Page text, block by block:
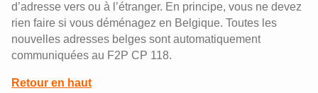
d’adresse vers ou à l’étranger. En principe, vous ne devez
rien faire si vous déménagez en Belgique. Toutes les
nouvelles adresses belges sont automatiquement
communiquées au F2P CP 118.
Retour en haut